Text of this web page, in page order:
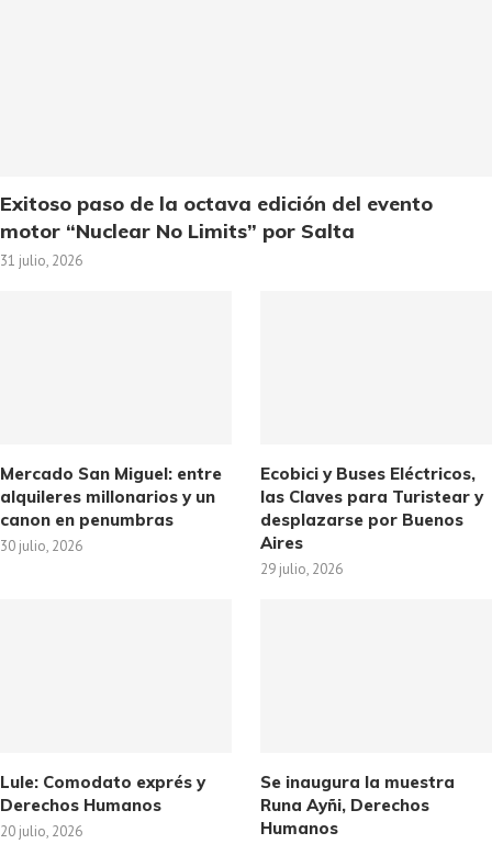
Exitoso paso de la octava edición del evento
motor “Nuclear No Limits” por Salta
31 julio, 2026
Mercado San Miguel: entre
alquileres millonarios y un
canon en penumbras
30 julio, 2026
Ecobici y Buses Eléctricos,
las Claves para Turistear y
desplazarse por Buenos
Aires
29 julio, 2026
Lule: Comodato exprés y
Derechos Humanos
20 julio, 2026
Se inaugura la muestra
Runa Ayñi, Derechos
Humanos